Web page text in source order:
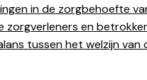
in de zorgbehoefte
zorgverleners en
tussen het welzijn